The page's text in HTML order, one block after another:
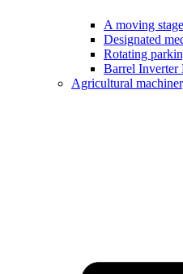
A moving stage
Designated
Rotating
Barrel Inverter
Agricultural